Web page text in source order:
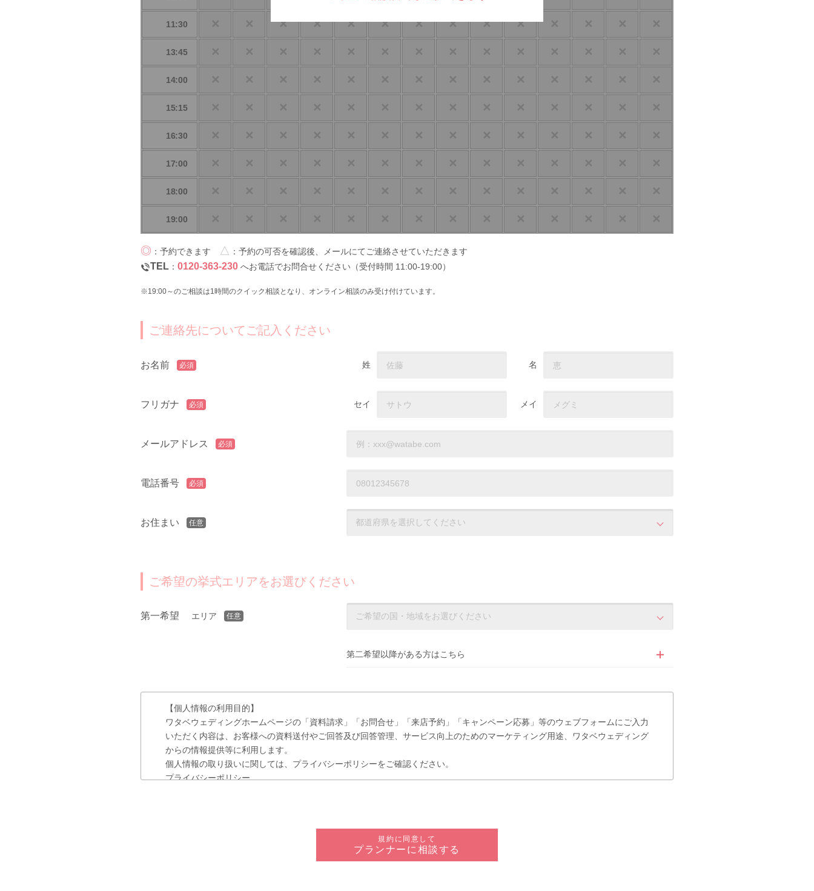
11:30 ✕ ✕ ✕ ✕ ✕ ✕ ✕ ✕ ✕ ✕ ✕ ✕ ✕ ✕
13:45 ✕ ✕ ✕ ✕ ✕ ✕ ✕ ✕ ✕ ✕ ✕ ✕ ✕ ✕
14:00 ✕ ✕ ✕ ✕ ✕ ✕ ✕ ✕ ✕ ✕ ✕ ✕ ✕ ✕
15:15 ✕ ✕ ✕ ✕ ✕ ✕ ✕ ✕ ✕ ✕ ✕ ✕ ✕ ✕
16:30 ✕ ✕ ✕ ✕ ✕ ✕ ✕ ✕ ✕ ✕ ✕ ✕ ✕ ✕
17:00 ✕ ✕ ✕ ✕ ✕ ✕ ✕ ✕ ✕ ✕ ✕ ✕ ✕ ✕
18:00 ✕ ✕ ✕ ✕ ✕ ✕ ✕ ✕ ✕ ✕ ✕ ✕ ✕ ✕
19:00 ✕ ✕ ✕ ✕ ✕ ✕ ✕ ✕ ✕ ✕ ✕ ✕ ✕ ✕
◎ ：予約できます △ ：予約の可否を確認後、メールにてご連絡させていただきます
TEL ： 0120-363-230 へお電話でお問合せください（受付時間 11:00-19:00）
※19:00～のご相談は1時間のクイック相談となり、オンライン相談のみ受け付けています。
ご連絡先についてご記入ください
お名前 必須 姓 名
フリガナ 必須 セイ メイ
メールアドレス 必須
電話番号 必須
お住まい 任意
ご希望の挙式エリアをお選びください
第一希望 エリア 任意
第二希望以降がある方はこちら
【個人情報の利用目的】
ワタベウェディングホームページの「資料請求」「お問合せ」「来店予約」「キャンペーン応募」等のウェブフォームにご入力
いただく内容は、お客様への資料送付やご回答及び回答管理、サービス向上のためのマーケティング用途、ワタベウェディング
からの情報提供等に利用します。
個人情報の取り扱いに関しては、プライバシーポリシーをご確認ください。
プライバシーポリシー
規約に同意して
プランナーに相談する